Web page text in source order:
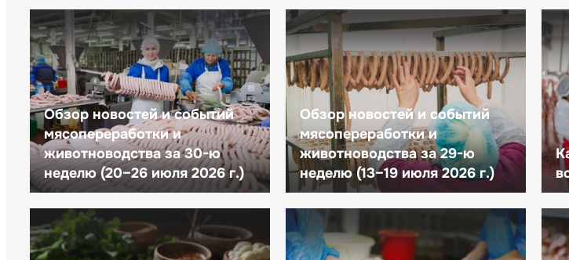
Обзор новостей и событий
мясопереработки и
животноводства за 30-ю
неделю (20–26 июля 2026 г.)
Обзор новостей и событий
мясопереработки и
животноводства за 29-ю
неделю (13–19 июля 2026 г.)